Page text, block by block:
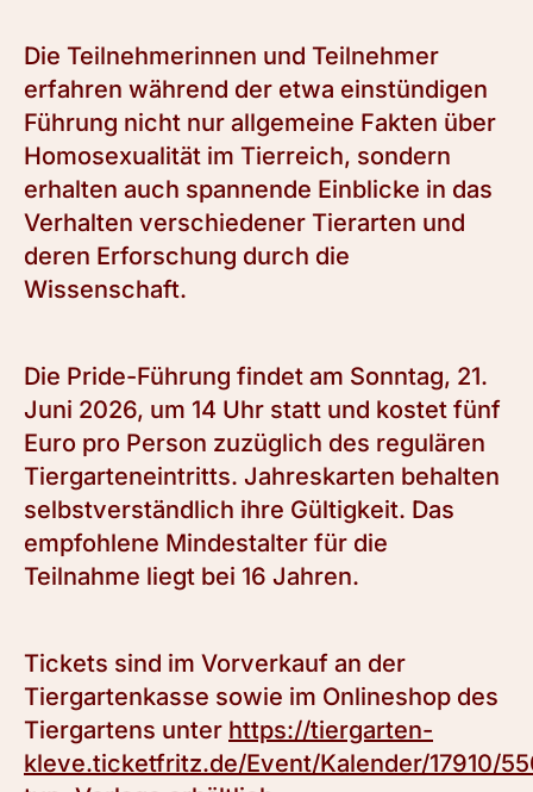
Die Teilnehmerinnen und Teilnehmer
erfahren während der etwa einstündigen
Führung nicht nur allgemeine Fakten über
Homosexualität im Tierreich, sondern
erhalten auch spannende Einblicke in das
Verhalten verschiedener Tierarten und
deren Erforschung durch die
Wissenschaft.
Die Pride-Führung findet am Sonntag, 21.
Juni 2026, um 14 Uhr statt und kostet fünf
Euro pro Person zuzüglich des regulären
Tiergarteneintritts. Jahreskarten behalten
selbstverständlich ihre Gültigkeit. Das
empfohlene Mindestalter für die
Teilnahme liegt bei 16 Jahren.
Tickets sind im Vorverkauf an der
Tiergartenkasse sowie im Onlineshop des
Tiergartens unter https://tiergarten-
kleve.ticketfritz.de/Event/Kalender/17910/